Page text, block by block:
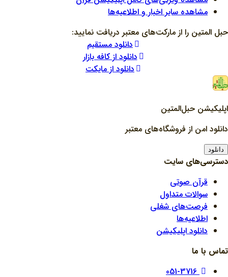
مشاهده سایر اخبار و اطلاعیه‌ها
حبل المتین را از مارکت‌های معتبر دریافت نمایید:
دانلود مستقیم
دانلود از کافه بازار
دانلود از مایکت
اپلیکیشن حبل‌المتین
دانلود امن از فروشگاه‌های معتبر
دانلود
دسترسی‌های سایت
قرآن صوتی
سوالات متداول
فرصت‌های شغلی
اطلاعیه‌ها
دانلود اپلیکیشن
تماس با ما
051-3716